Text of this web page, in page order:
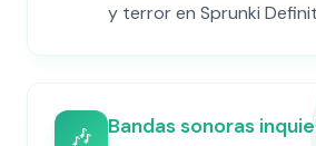
y terror en Sprunki
🎶 Bandas sonoras